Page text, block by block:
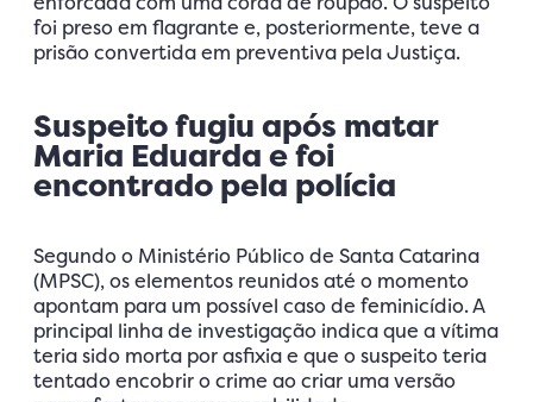
foi preso em flagrante e, posteriormente, teve a
prisão convertida em preventiva pela Justiça.
Suspeito fugiu após matar
Maria Eduarda e foi
encontrado pela polícia
Segundo o Ministério Público de Santa Catarina
(MPSC), os elementos reunidos até o momento
apontam para um possível caso de feminicídio. A
principal linha de investigação indica que a vítima
teria sido morta por asfixia e que o suspeito teria
tentado encobrir o crime ao criar uma versão